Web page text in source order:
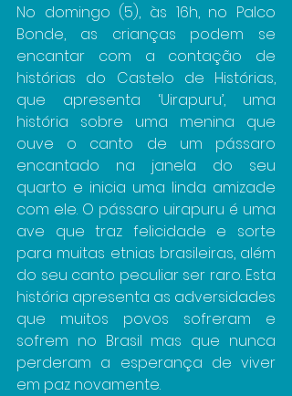
No domingo (5), às 16h, no Palco
Bonde, as crianças podem se
encantar com a contação de
histórias do Castelo de Histórias,
que apresenta ‘Uirapuru’, uma
história sobre uma menina que
ouve o canto de um pássaro
encantado na janela do seu
quarto e inicia uma linda amizade
com ele. O pássaro uirapuru é uma
ave que traz felicidade e sorte
para muitas etnias brasileiras, além
do seu canto peculiar ser raro. Esta
história apresenta as adversidades
que muitos povos sofreram e
sofrem no Brasil mas que nunca
perderam a esperança de viver
em paz novamente.